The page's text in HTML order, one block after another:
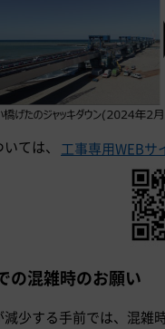
ては、 工事専用WEBサ
の混雑時のお願い
少する手前では、混